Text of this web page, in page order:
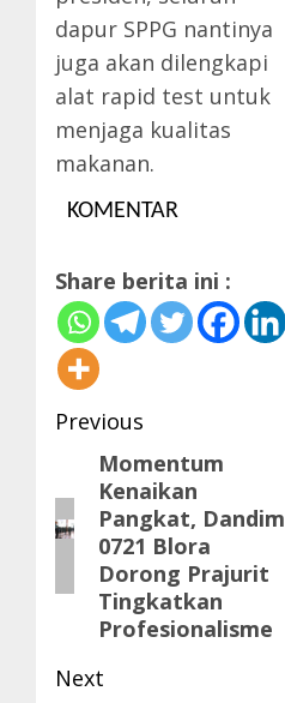
dapur SPPG nantinya
juga akan dilengkapi
alat rapid test untuk
menjaga kualitas
makanan.
KOMENTAR
Share berita ini :
Post
navigation
Previous
Previous
post:
Momentum
Kenaikan
Pangkat, Dandim
0721 Blora
Dorong Prajurit
Tingkatkan
Profesionalisme
Next